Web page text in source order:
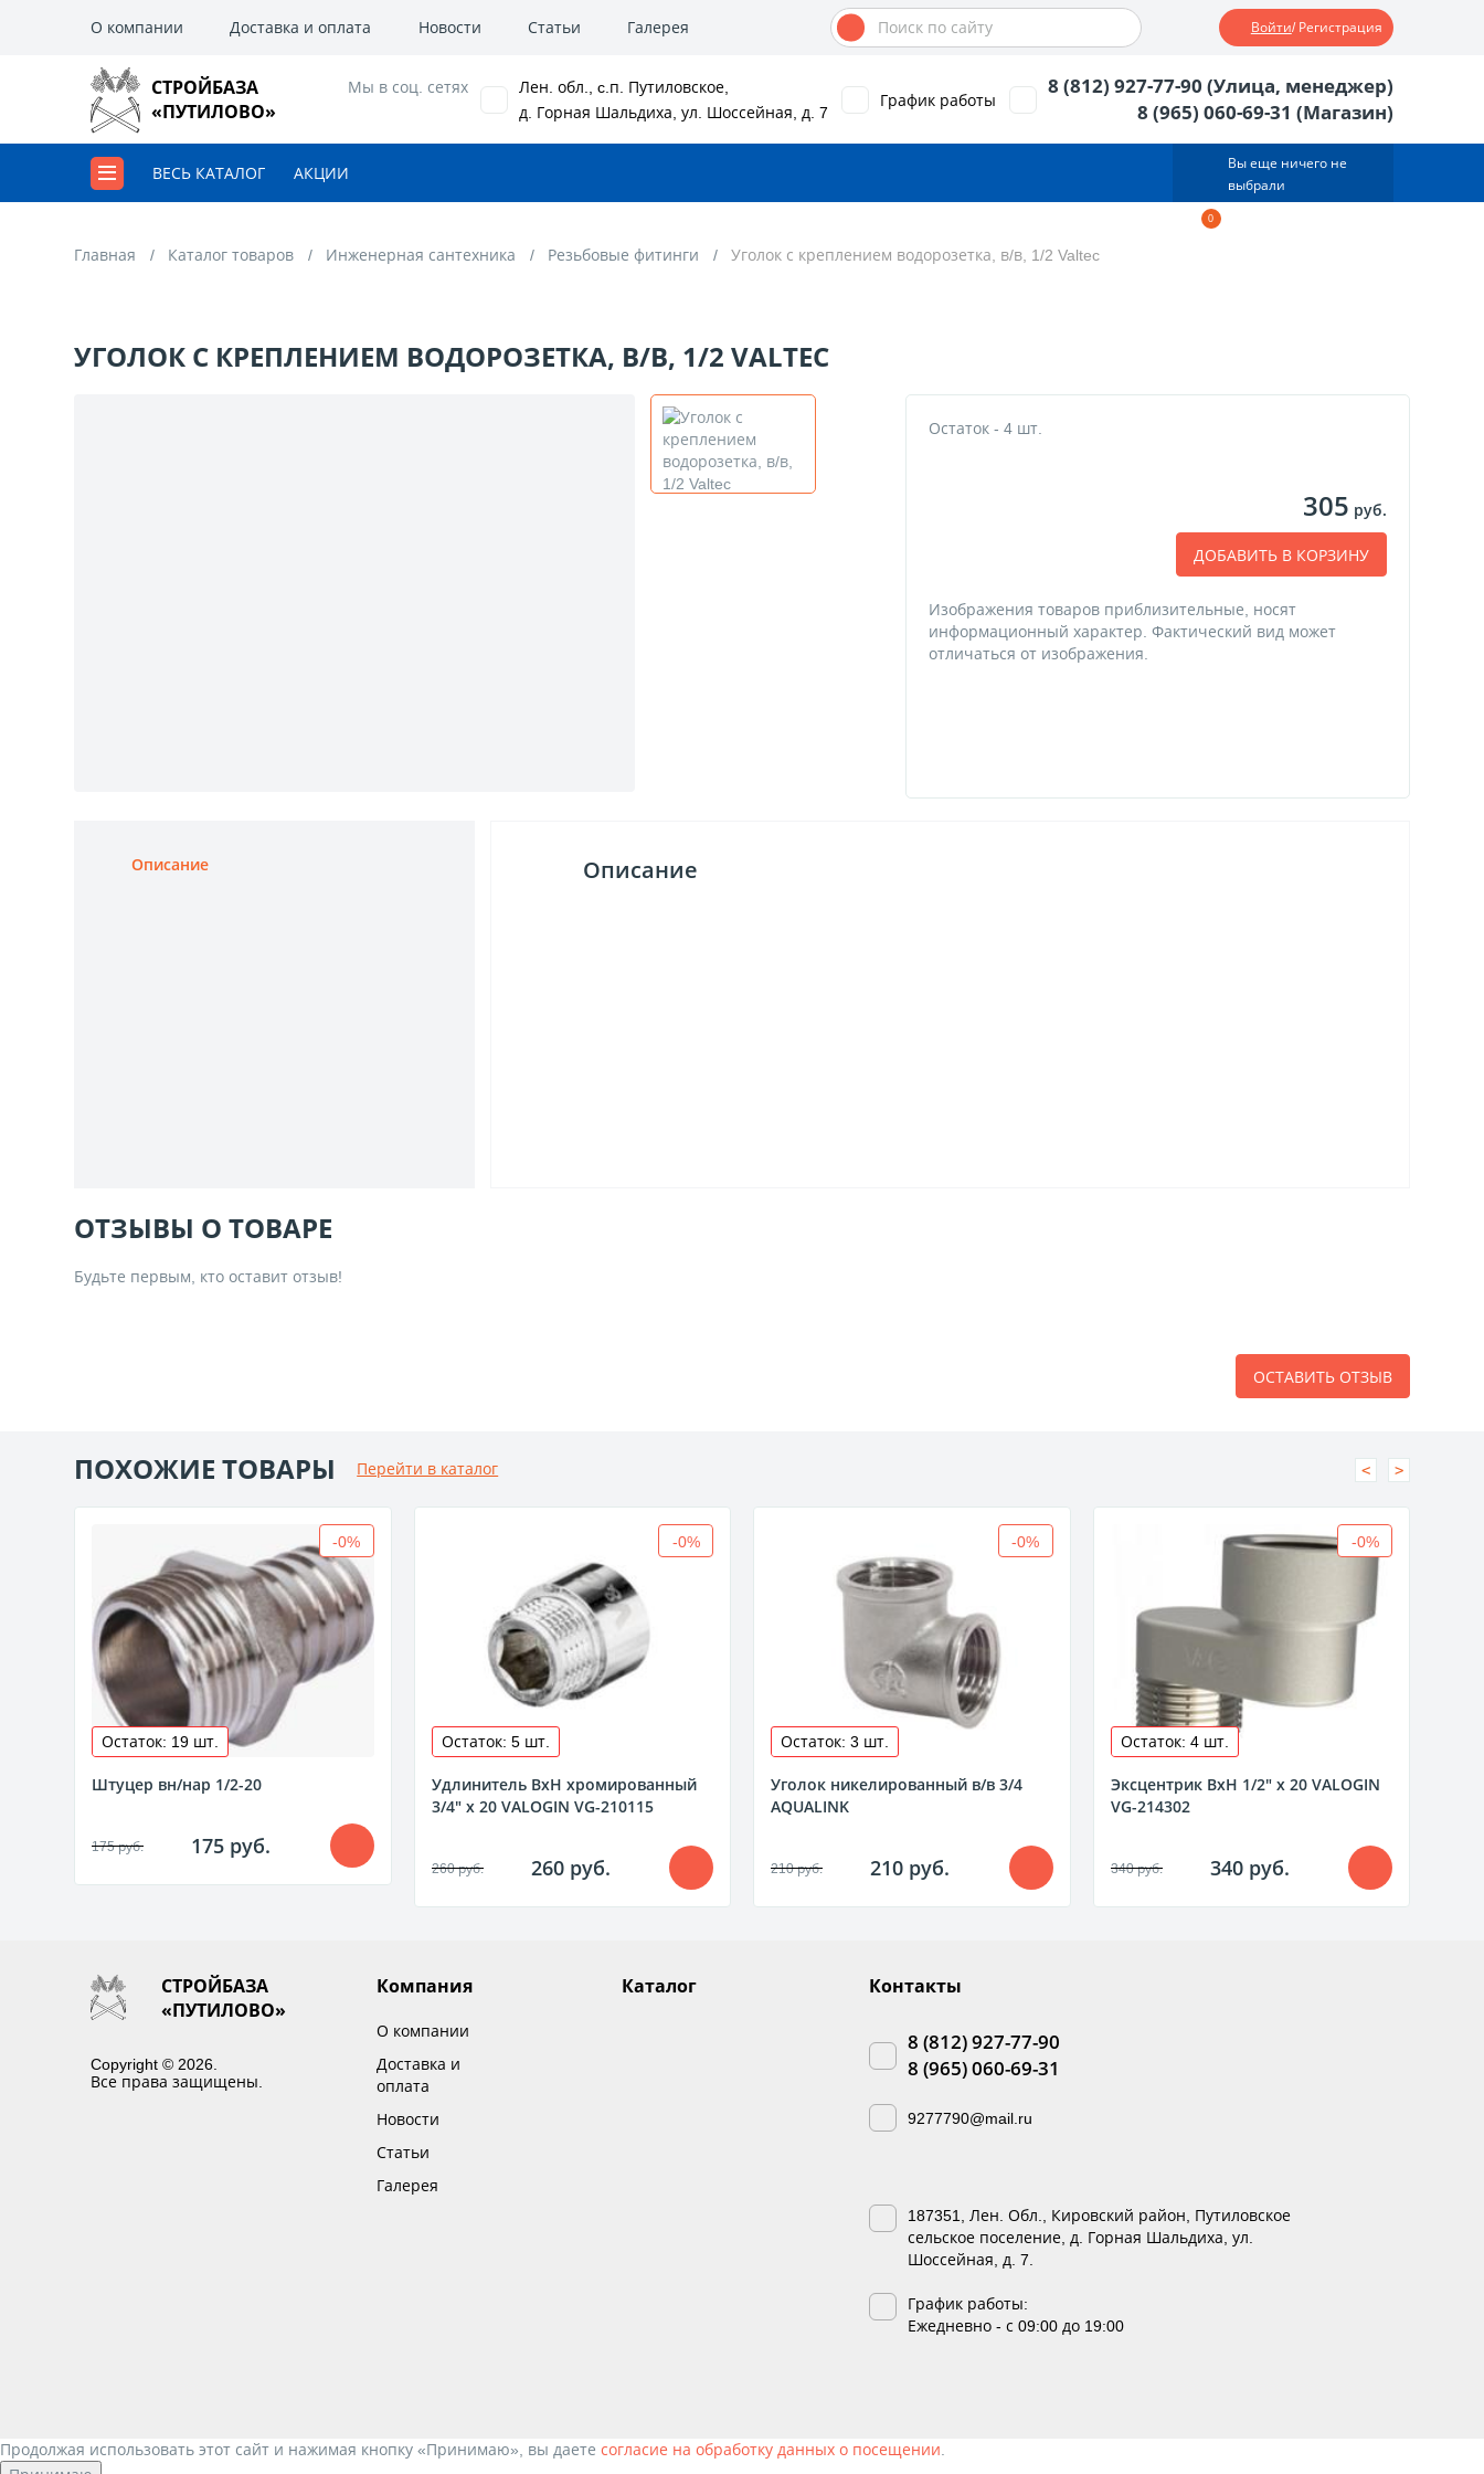
О компании Доставка и оплата Новости Статьи Галерея Войти/ Регистрация
СТРОЙБАЗА
«ПУТИЛОВО»
Мы в соц. сетях
Лен. обл., c.п. Путиловское,
д. Горная Шальдиха, ул. Шоссейная, д. 7
График работы
8 (812) 927-77-90 (Улица, менеджер)
8 (965) 060-69-31 (Магазин)
ВЕСЬ КАТАЛОГ АКЦИИ
Вы еще ничего не
выбрали
0
Главная Каталог товаров Инженерная сантехника Резьбовые фитинги Уголок с креплением водорозетка, в/в, 1/2 Valtec
УГОЛОК С КРЕПЛЕНИЕМ ВОДОРОЗЕТКА, В/В, 1/2 VALTEC
Остаток - 4 шт.
305 руб.
ДОБАВИТЬ В КОРЗИНУ
Изображения товаров приблизительные, носят
информационный характер. Фактический вид может
отличаться от изображения.
Описание Описание
ОТЗЫВЫ О ТОВАРЕ
Будьте первым, кто оставит отзыв!
ОСТАВИТЬ ОТЗЫВ
ПОХОЖИЕ ТОВАРЫ Перейти в каталог
-0%
Остаток: 19 шт.
Штуцер вн/нар 1/2-20
175 руб. 175 руб.
-0%
Остаток: 5 шт.
Удлинитель ВхН хромированный
3/4" x 20 VALOGIN VG-210115
260 руб. 260 руб.
-0%
Остаток: 3 шт.
Уголок никелированный в/в 3/4
AQUALINK
210 руб. 210 руб.
-0%
Остаток: 4 шт.
Эксцентрик ВхН 1/2" х 20 VALOGIN
VG-214302
340 руб. 340 руб.
< >
СТРОЙБАЗА
«ПУТИЛОВО»
Copyright © 2026.
Все права защищены.
Компания
О компании
Доставка и
оплата
Новости
Статьи
Галерея
Каталог Контакты
8 (812) 927-77-90
8 (965) 060-69-31
9277790@mail.ru
187351, Лен. Обл., Кировский район, Путиловское
сельское поселение, д. Горная Шальдиха, ул.
Шоссейная, д. 7.
График работы:
Ежедневно - с 09:00 до 19:00
Продолжая использовать этот сайт и нажимая кнопку «Принимаю», вы даете согласие на обработку данных о посещении.